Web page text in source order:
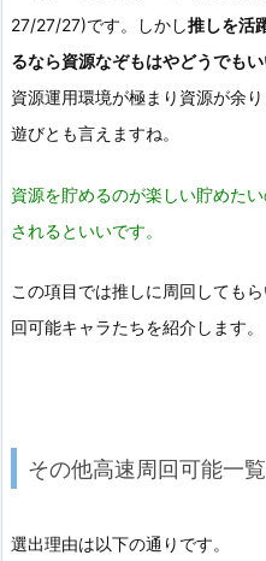
27/27/27)です。しかし推しを活
るなら資源なぞもはやどうでも
資源運用環境が極まり資源が余
遊びとも言えますね。
資源を貯めるのが楽しい貯めた
されるといいです。
この項目では推しに周回しても
回可能キャラたちを紹介します。
その他高速周回可能一覧
選出理由は以下の通りです。